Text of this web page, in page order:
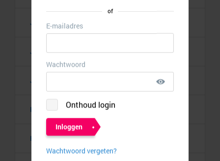
Jaybird
JBL
Joybuy
Kabelmaxx
Kabelmix